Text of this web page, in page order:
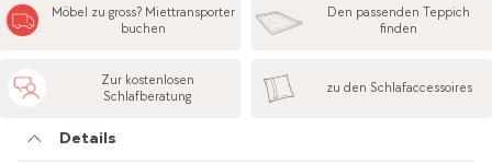
Möbel zu gross? Miettransporter
buchen
Den passenden Teppich
finden
Zur kostenlosen
Schlafberatung
zu den Schlafaccessoires
Details